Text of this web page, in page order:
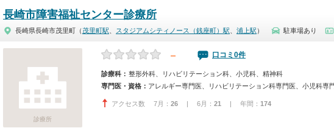
長崎市障害福祉センター診療所
長崎県長崎市茂里町（ 茂里町駅 スタジアムシティノース（銭座町）駅 浦上駅 ） 駐車場あり
診療所
－ 口コミ0件
診療科： 整形外科、リハビリテーション科、小児科、精神科
専門医・資格：
アクセス数 7月： 26 | 6月： 21 | 年間： 174